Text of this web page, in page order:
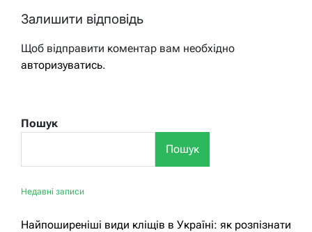
Залишити відповідь
Щоб відправити коментар вам необхідно
авторизуватись.
Пошук
Пошук
Недавні записи
Найпоширеніші види кліщів в Україні: як розпізнати